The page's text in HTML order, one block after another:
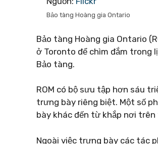
Bảo tàng Hoàng gia Ontario
Bảo tàng Hoàng gia Ontario
ở Toronto để chìm đắm trong
Bảo tàng.
ROM có bộ sưu tập hơn sáu
trưng bày riêng biệt. Một số
bày khác đến từ khắp nơi trên
Ngoài việc trưng bày các tác